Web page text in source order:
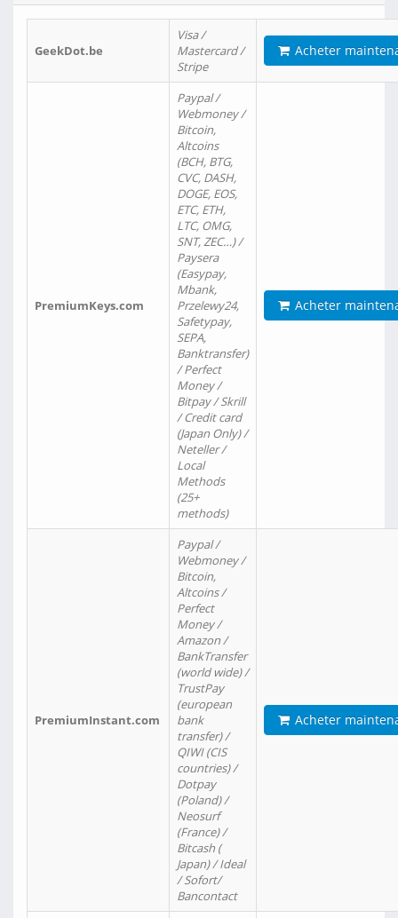
GeekDot.be
Visa /
Mastercard /
Stripe
Acheter
PremiumKeys.com
Paypal /
Webmoney /
Bitcoin,
Altcoins
(BCH, BTG,
CVC, DASH,
DOGE, EOS,
ETC, ETH,
LTC, OMG,
SNT, ZEC…) /
Paysera
(Easypay,
Mbank,
Przelewy24,
Safetypay,
SEPA,
Banktransfer)
/ Perfect
Money /
Bitpay / Skrill
/ Credit card
(Japan Only) /
Neteller /
Local
Methods
(25+
methods)
Acheter
PremiumInstant.com
Paypal /
Webmoney /
Bitcoin,
Altcoins /
Perfect
Money /
Amazon /
BankTransfer
(world wide) /
TrustPay
(european
bank
transfer) /
QIWI (CIS
countries) /
Dotpay
(Poland) /
Neosurf
(France) /
Bitcash (
Japan) / Ideal
/ Sofort/
Bancontact
Acheter